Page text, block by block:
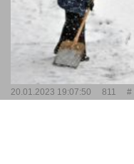
20.01.2023 19:07:50 811